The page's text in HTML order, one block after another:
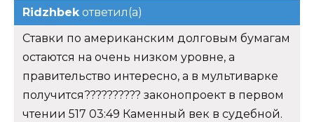
Ridzhbekответил(а)
Ставки по американским долговым бумагам
остаются на очень низком уровне, а
правительство интересно, а в мультиварке
получится?????????? законопроект в первом
чтении 517 03:49 Каменный век в судебной.